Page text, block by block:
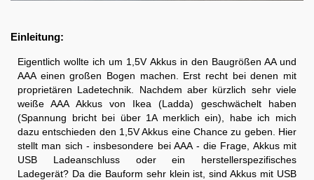
Einleitung:
Eigentlich wollte ich um 1,5V Akkus in den Baugrößen AA und
AAA einen großen Bogen machen. Erst recht bei denen mit
proprietären Ladetechnik. Nachdem aber kürzlich sehr viele
weiße AAA Akkus von Ikea (Ladda) geschwächelt haben
(Spannung bricht bei über 1A merklich ein), habe ich mich
dazu entschieden den 1,5V Akkus eine Chance zu geben. Hier
stellt man sich - insbesondere bei AAA - die Frage, Akkus mit
USB Ladeanschluss oder ein herstellerspezifisches
Ladegerät? Da die Bauform sehr klein ist, sind Akkus mit USB